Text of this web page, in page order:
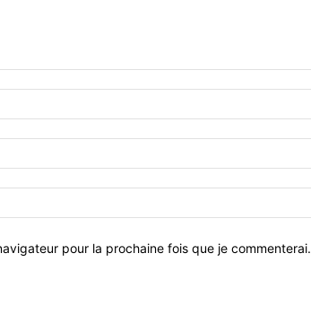
pour la prochaine fois que je commenterai.